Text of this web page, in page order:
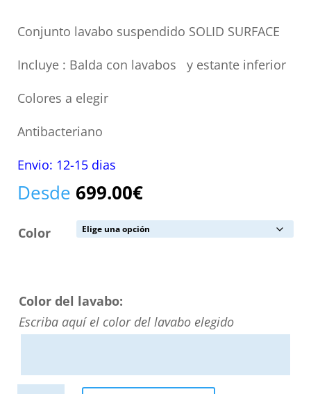
Conjunto lavabo suspendido SOLID SURFACE
Incluye : Balda con lavabos y estante inferior
Colores a elegir
Antibacteriano
Envio: 12-15 dias
Desde 699.00€
Color
Color del lavabo:
Escriba aquí el color del lavabo elegido